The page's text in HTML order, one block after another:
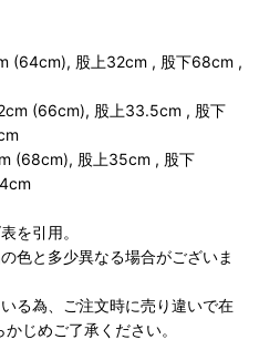
(64cm), 股上32cm , 股下68cm ,
(66cm), 股上33.5cm , 股下
(68cm), 股上35cm , 股下
を引用。
色と多少異なる場合がございま
る為、ご注文時に売り違いで在
じめご了承ください。